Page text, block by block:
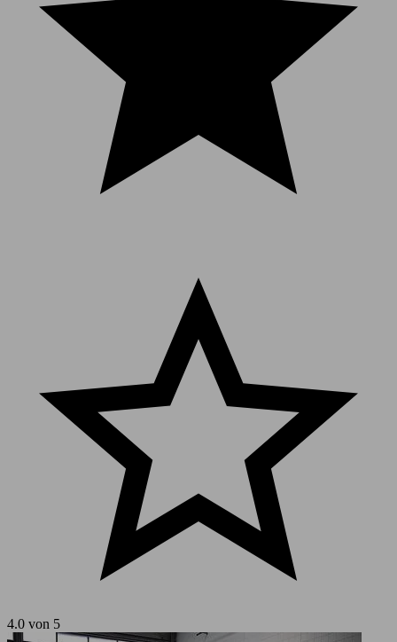
4.0 von 5